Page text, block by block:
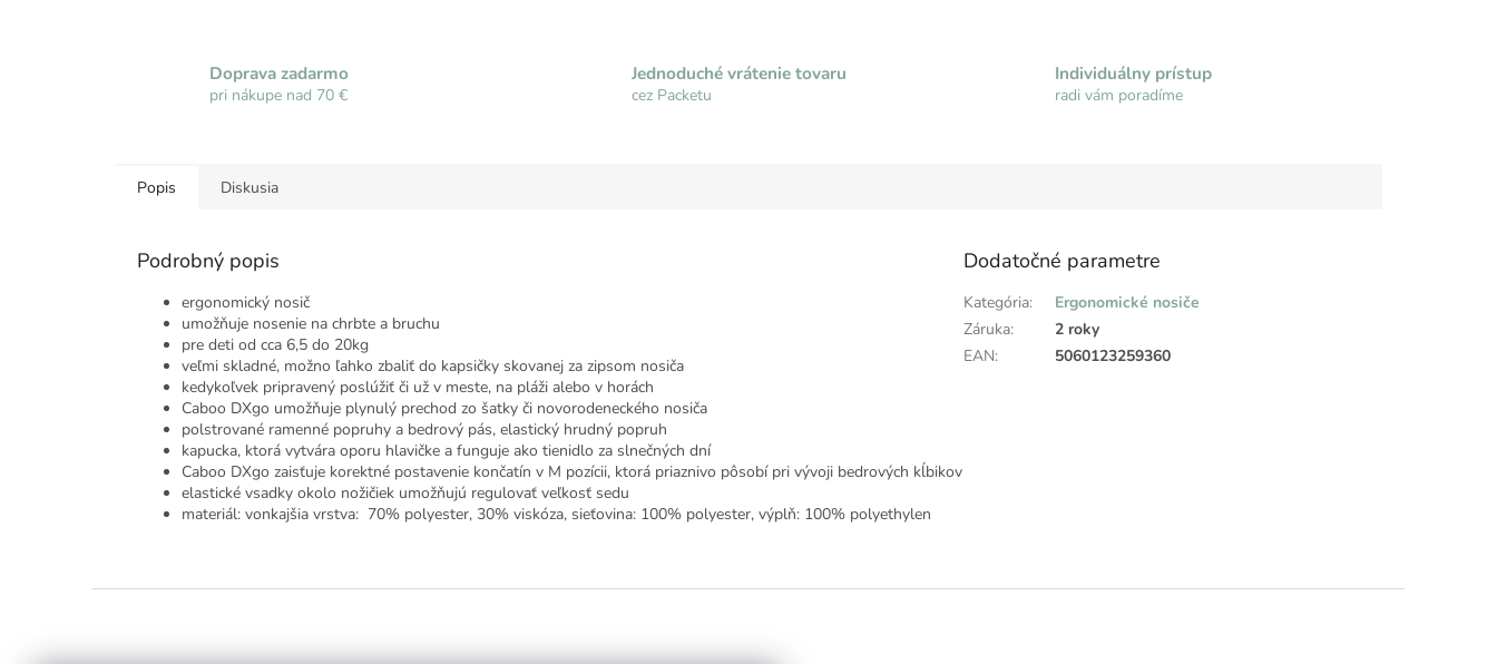
Doprava zadarmo
pri nákupe nad 70 €
Jednoduché vrátenie tovaru
cez Packetu
Individuálny prístup
radi vám poradíme
Popis Diskusia
Podrobný popis
ergonomický nosič
umožňuje nosenie na chrbte a bruchu
pre deti od cca 6,5 do 20kg
veľmi skladné, možno ľahko zbaliť do kapsičky skovanej za zipsom nosiča
kedykoľvek pripravený poslúžiť či už v meste, na pláži alebo v horách
Caboo DXgo umožňuje plynulý prechod zo šatky či novorodeneckého nosiča
polstrované ramenné popruhy a bedrový pás, elastický hrudný popruh
kapucka, ktorá vytvára oporu hlavičke a funguje ako tienidlo za slnečných dní
Caboo DXgo zaisťuje korektné postavenie končatín v M pozícii, ktorá priaznivo pôsobí pri vývoji bedrových kĺbikov
elastické vsadky okolo nožičiek umožňujú regulovať veľkosť sedu
materiál: vonkajšia vrstva: 70% polyester, 30% viskóza, sieťovina: 100% polyester, výplň: 100% polyethylen
Dodatočné parametre
Kategória:
Ergonomické nosiče
Záruka:
2 roky
EAN: 5060123259360